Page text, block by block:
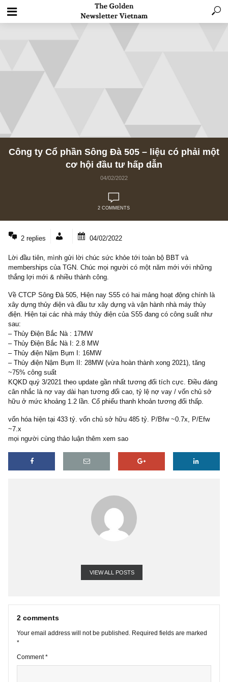
Công ty Cổ phần Sông Đà 505 – liệu có phải
cơ hội đầu tư hấp dẫn
2 replies 04/02/2022
memberships của TGN. Chúc mọi người có một năm mới với
thắng lợi mới & nhiều thành công.
Về CTCP Sông Đà 505, Hiện nay S55 có hai mảng hoạt động
xây dựng thủy điện và đầu tư xây dựng và vận hành nhà máy
điện. Hiện tại các nhà máy thủy điện của S55 đang có công suất
sau:
– Thủy Điện Bắc Nà : 17MW
– Thủy Điện Bắc Nà I: 2.8 MW
– Thủy điện Nậm Bụm I: 16MW
– Thủy điện Nậm Bụm II: 28MW (vừa hoàn thành xong 2021), tăng
KQKD quý 3/2021 theo update gần nhất tương đối tích cực. Điều
cân nhắc là nợ vay dài hạn tương đối cao, tỷ lệ nợ vay / vốn chủ
vốn hóa hiện tại 433 tỷ. vốn chủ sở hữu 485 tỷ. P/Bfw ~0.7x, P/
VIEW ALL POSTS